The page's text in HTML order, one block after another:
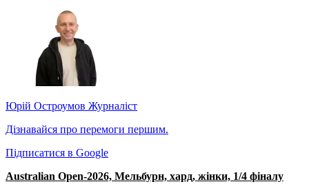
Юрій Остроумов Журналіст
Дізнавайся про перемоги першим.
Підписатися в Google
Australian Open-2026, Мельбурн, хард, жінки, 1/4 фіналу